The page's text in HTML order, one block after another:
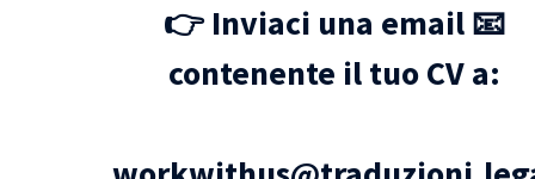
👉 Inviaci una email 📧
contenente il tuo CV a: